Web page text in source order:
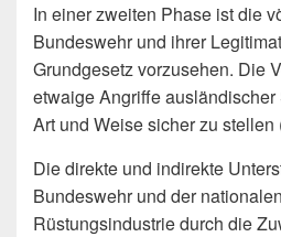
In einer zweiten Phase ist die
Bundeswehr und ihrer
Grundgesetz vorzusehen. Die
etwaige Angriffe
Art und Weise sicher zu
Die direkte und indirekte
Bundeswehr und der
Rüstungsindustrie durch die